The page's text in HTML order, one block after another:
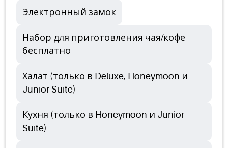
Электронный замок
Набор для приготовления чая/кофе
бесплатно
Халат (только в Deluxe, Honeymoon и
Junior Suite)
Кухня (только в Honeymoon и Junior
Suite)